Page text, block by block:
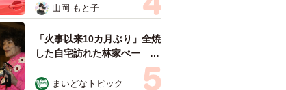
憩まで分刻み… 「大学生で
も組まねえよ！」
山岡 もと子
「火事以来10カ月ぶり」全焼
した自宅訪れた林家ぺー 内
装も壁も取り払われスケルト
ン状態の部屋に呆然
まいどなトピック